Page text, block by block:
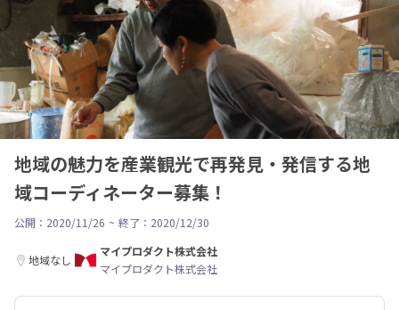
地域の魅力を産業観光で再発見・発信する地
域コーディネーター募集！
公開：2020/11/26 ~ 終了：2020/12/30
地域なし
マイプロダクト株式会社
マイプロダクト株式会社